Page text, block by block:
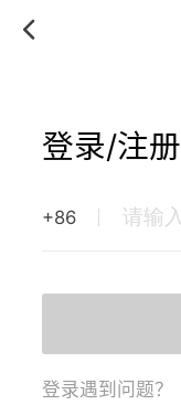
登录/注册
+86
登录遇到问题？